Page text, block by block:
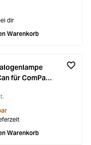
dir
Warenkorb
für ComPact
Warenkorb